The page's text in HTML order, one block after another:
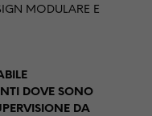
MODULARE E
DOVE SONO
DA